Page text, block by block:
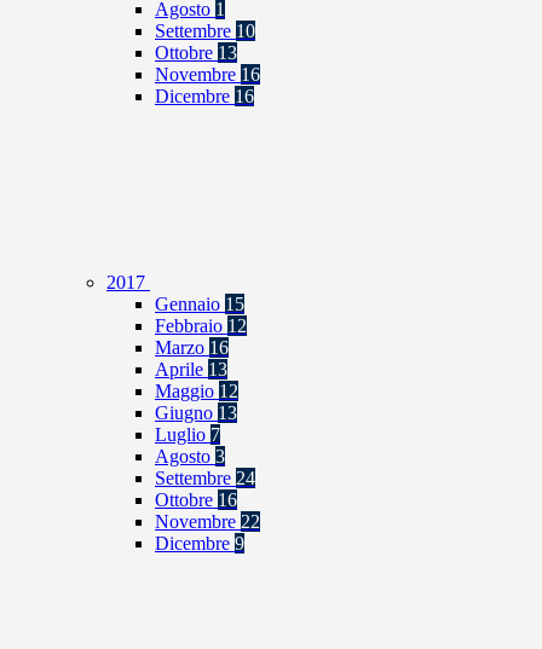
Agosto 1
Settembre 10
Ottobre 13
Novembre 16
Dicembre 16
2017
Gennaio 15
Febbraio 12
Marzo 16
Aprile 13
Maggio 12
Giugno 13
Luglio 7
Agosto 3
Settembre 24
Ottobre 16
Novembre 22
Dicembre 9